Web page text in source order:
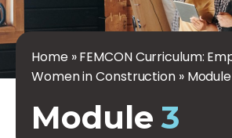
Home»FEMCON Curriculum:
Women in Construction»
Module3